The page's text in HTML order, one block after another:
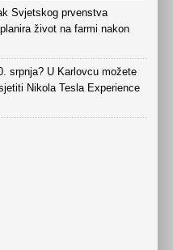
Svjetskog prvenstva
život na farmi nakon
srpnja? U Karlovcu možete
Nikola Tesla Experience